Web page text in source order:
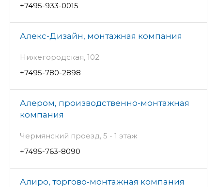
+7495-933-0015
Алекс-Дизайн, монтажная компания
Нижегородская, 102
+7495-780-2898
Алером, производственно-монтажная
компания
Чермянский проезд, 5 - 1 этаж
+7495-763-8090
Алиро, торгово-монтажная компания